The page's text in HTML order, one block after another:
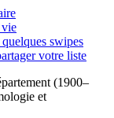
swipes
votre liste
(1900–
et